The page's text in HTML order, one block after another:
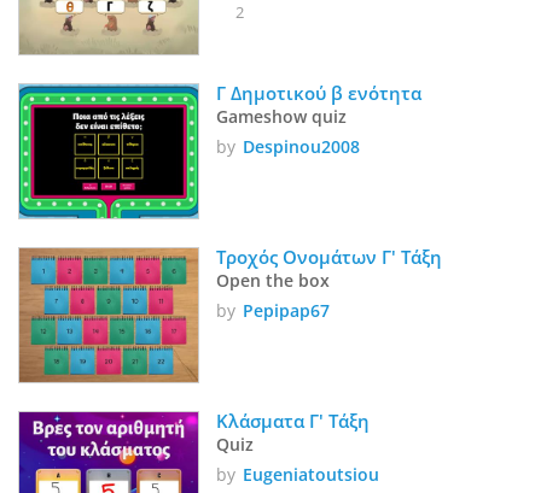
2
Γ Δημοτικού β ενότητα
Gameshow quiz
by Despinou2008
Τροχός Ονομάτων Γ' Τάξη
Open the box
by Pepipap67
Quiz
by Eugeniatoutsiou